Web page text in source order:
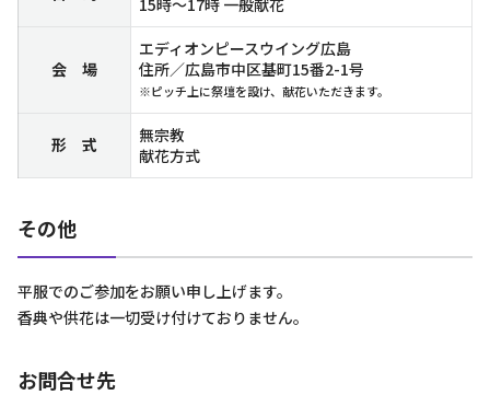
15時～17時 一般献花
会 場
エディオンピースウイング広島
住所／広島市中区基町15番2-1号
※ピッチ上に祭壇を設け、献花いただきます。
形 式
無宗教
献花方式
その他
平服でのご参加をお願い申し上げます。
香典や供花は一切受け付けておりません。
お問合せ先